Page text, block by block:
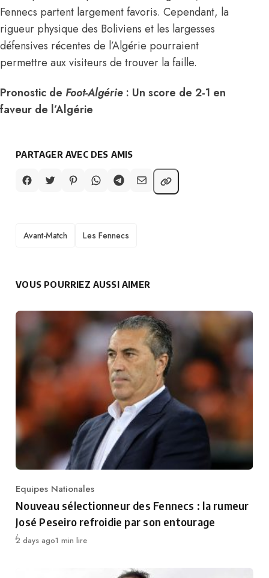
Fennecs partent largement favoris. Cependant, la
rigueur physique des Boliviens et les largesses
défensives récentes de l’Algérie pourraient
permettre aux visiteurs de trouver la faille.
Pronostic de Foot-Algérie : Un score de 2-1 en
faveur de l’Algérie
PARTAGER AVEC DES AMIS
TAGS
Avant-Match Les Fennecs
VOUS POURRIEZ AUSSI AIMER
Category
Equipes Nationales
Nouveau sélectionneur des Fennecs : la rumeur
José Peseiro refroidie par son entourage
Publié
2 days ago1 min lire